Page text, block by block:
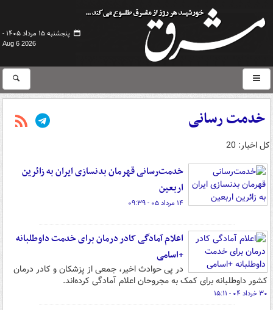
پنجشنبه ۱۵ مرداد ۱۴۰۵ -
Aug 6 2026
خدمت رسانی
کل اخبار: 20
خدمت‌رسانی قهرمان بدنسازی ایران به زائرین
اربعین
۱۴ مرداد ۰۵ - ۰۹:۳۹
اعلام آمادگی کادر درمان برای خدمت داوطلبانه
+اسامی
در پی حوادث اخیر، جمعی از پزشکان و کادر درمان
کشور داوطلبانه برای کمک به مجروحان اعلام آمادگی کرده‌اند.
۳۰ خرداد ۰۴ - ۱۵:۱۱